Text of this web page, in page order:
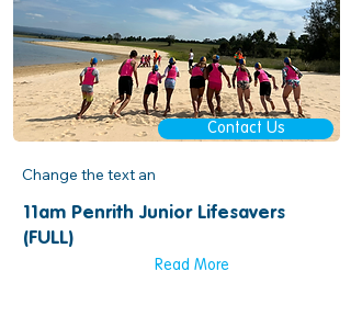
Contact Us
Change the text an
11am Penrith Junior Lifesavers
(FULL)
Read More